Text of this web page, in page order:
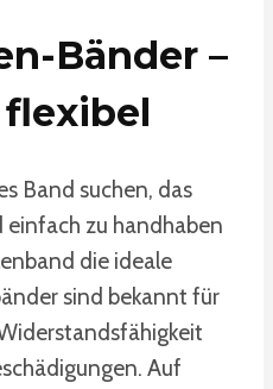
Bänder –
Band suchen, das
zu handhaben
die ideale
sind bekannt für
Auf